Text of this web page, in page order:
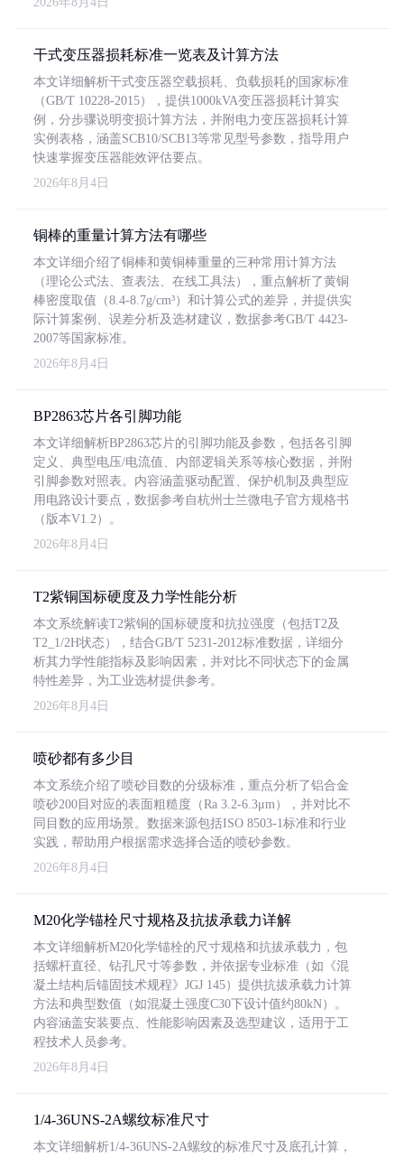
干式变压器损耗标准一览表及计算方法
本文详细解析干式变压器空载损耗、负载损耗的国家标准
（GB/T 10228-2015），提供1000kVA变压器损耗计算实
例，分步骤说明变损计算方法，并附电力变压器损耗计算
实例表格，涵盖SCB10/SCB13等常见型号参数，指导用户
快速掌握变压器能效评估要点。
2026年8月4日
铜棒的重量计算方法有哪些
本文详细介绍了铜棒和黄铜棒重量的三种常用计算方法
（理论公式法、查表法、在线工具法），重点解析了黄铜
棒密度取值（8.4-8.7g/cm³）和计算公式的差异，并提供实
际计算案例、误差分析及选材建议，数据参考GB/T 4423-
2007等国家标准。
2026年8月4日
BP2863芯片各引脚功能
本文详细解析BP2863芯片的引脚功能及参数，包括各引脚
定义、典型电压/电流值、内部逻辑关系等核心数据，并附
引脚参数对照表。内容涵盖驱动配置、保护机制及典型应
用电路设计要点，数据参考自杭州士兰微电子官方规格书
（版本V1.2）。
2026年8月4日
T2紫铜国标硬度及力学性能分析
本文系统解读T2紫铜的国标硬度和抗拉强度（包括T2及
T2_1/2H状态），结合GB/T 5231-2012标准数据，详细分
析其力学性能指标及影响因素，并对比不同状态下的金属
特性差异，为工业选材提供参考。
2026年8月4日
喷砂都有多少目
本文系统介绍了喷砂目数的分级标准，重点分析了铝合金
喷砂200目对应的表面粗糙度（Ra 3.2-6.3μm），并对比不
同目数的应用场景。数据来源包括ISO 8503-1标准和行业
实践，帮助用户根据需求选择合适的喷砂参数。
2026年8月4日
M20化学锚栓尺寸规格及抗拔承载力详解
本文详细解析M20化学锚栓的尺寸规格和抗拔承载力，包
括螺杆直径、钻孔尺寸等参数，并依据专业标准（如《混
凝土结构后锚固技术规程》JGJ 145）提供抗拔承载力计算
方法和典型数值（如混凝土强度C30下设计值约80kN）。
内容涵盖安装要点、性能影响因素及选型建议，适用于工
程技术人员参考。
2026年8月4日
1/4-36UNS-2A螺纹标准尺寸
本文详细解析1/4-36UNS-2A螺纹的标准尺寸及底孔计算，